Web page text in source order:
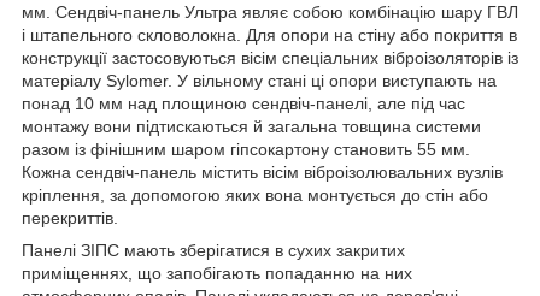
мм. Сендвіч-панель Ультра являє собою комбінацію шару ГВЛ
і штапельного скловолокна. Для опори на стіну або покриття в
конструкції застосовуються вісім спеціальних віброізоляторів із
матеріалу Sylomer. У вільному стані ці опори виступають на
понад 10 мм над площиною сендвіч-панелі, але під час
монтажу вони підтискаються й загальна товщина системи
разом із фінішним шаром гіпсокартону становить 55 мм.
Кожна сендвіч-панель містить вісім віброізолювальних вузлів
кріплення, за допомогою яких вона монтується до стін або
перекриттів.
Панелі ЗІПС мають зберігатися в сухих закритих
приміщеннях, що запобігають попаданню на них